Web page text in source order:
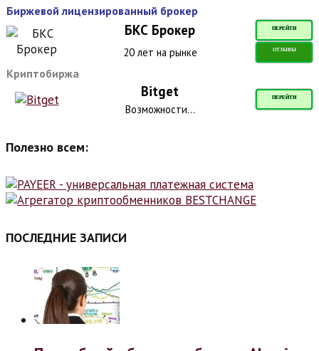
Биржевой лицензированный брокер
БКС Брокер ПЕРЕЙТИ
20 лет на рынке ОТЗЫВЫ
Криптобиржа
Bitget ПЕРЕЙТИ
Возможности...
Полезно всем:
ПОСЛЕДНИЕ ЗАПИСИ